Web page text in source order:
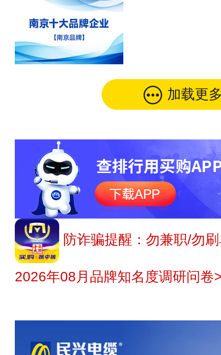
加载更
防诈骗提醒：勿兼职/勿
2026年08月品牌知名度调研问卷